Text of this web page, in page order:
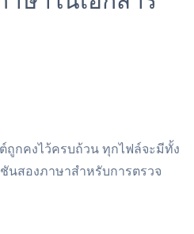
ถูกคงไว้ครบถ้วน ทุกไฟล์จะมีทั้ง
นสองภาษาสำหรับการตรวจ